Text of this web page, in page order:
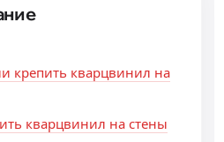
крепить кварцвинил на
кварцвинил на стены